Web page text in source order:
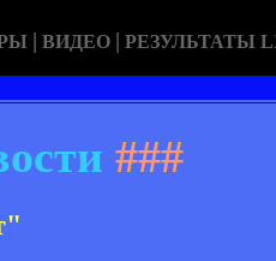
| ВИДЕО | РЕЗУЛЬТАТЫ
###